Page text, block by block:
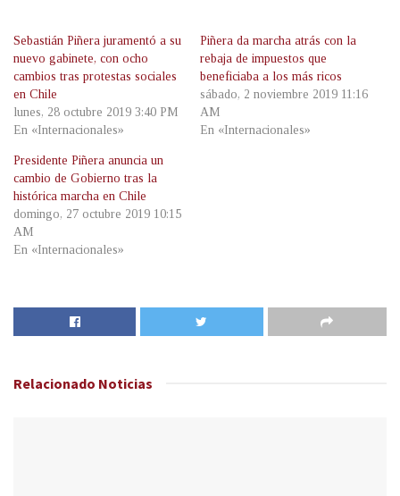
Sebastián Piñera juramentó a su
nuevo gabinete, con ocho
cambios tras protestas sociales
en Chile
lunes, 28 octubre 2019 3:40 PM
En «Internacionales»
Piñera da marcha atrás con la
rebaja de impuestos que
beneficiaba a los más ricos
sábado, 2 noviembre 2019 11:16
AM
En «Internacionales»
Presidente Piñera anuncia un
cambio de Gobierno tras la
histórica marcha en Chile
domingo, 27 octubre 2019 10:15
AM
En «Internacionales»
Relacionado Noticias